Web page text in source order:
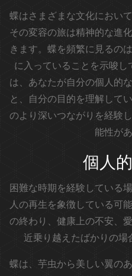
蝶はさまざまな文化におい
その変容の旅は精神的な進
きます。蝶を頻繁に見るの
に入っていることを示唆
は、あなたが自分の個人的
と、自分の目的を理解して
のより深いつながりを経験
能性が
個人
困難な時期を経験している
人の再生を象徴している可
の終わり、健康上の不安、
近乗り越えたばかりの場
蝶は、芋虫から美しい翼の